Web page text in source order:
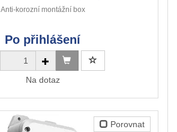
Anti-korozní montážní box
Po přihlášení
Na dotaz
Porovnat